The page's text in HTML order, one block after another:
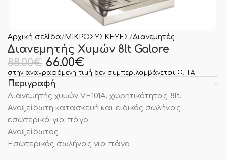
Αρχική σελίδα ΜΙΚΡΟΣΥΣΚΕΥΕΣ Διανεμητές
Διανεμητής Χυμών 8lt Galore
88.00€ 66.00€
στην αναγραφόμενη τιμή δεν συμπεριλαμβάνεται Φ.Π.Α
Περιγραφή
Διανεμητής χυμών VE101A, χωρητικότητας 8lt.
Ανοξείδωτη κατασκευή και ειδικός σωλήνας
εσωτερικά για πάγο.
Ανοξείδωτος
Εσωτερικός σωλήνας για πάγο